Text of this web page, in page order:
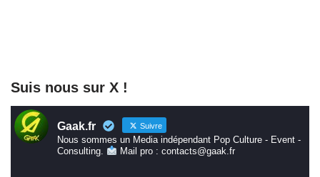
Suis nous sur X !
Gaak.fr Suivre
Nous sommes un Media indépendant Pop Culture - Event -
Consulting.
Mail pro : contacts@gaak.fr